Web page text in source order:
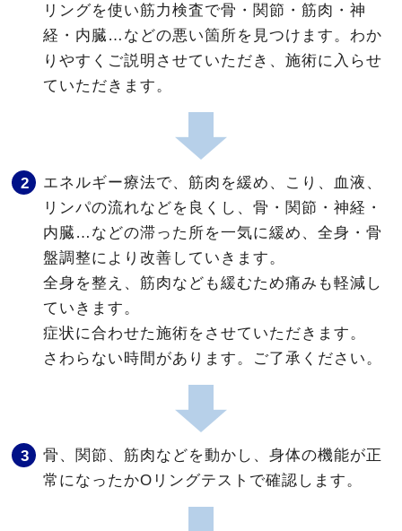
リングを使い筋力検査で骨・関節・筋肉・神
経・内臓…などの悪い箇所を見つけます。わか
りやすくご説明させていただき、施術に入らせ
ていただきます。
エネルギー療法で、筋肉を緩め、こり、血液、
リンパの流れなどを良くし、骨・関節・神経・
内臓…などの滞った所を一気に緩め、全身・骨
盤調整により改善していきます。
全身を整え、筋肉なども緩むため痛みも軽減し
ていきます。
症状に合わせた施術をさせていただきます。
さわらない時間があります。ご了承ください。
骨、関節、筋肉などを動かし、身体の機能が正
常になったかOリングテストで確認します。